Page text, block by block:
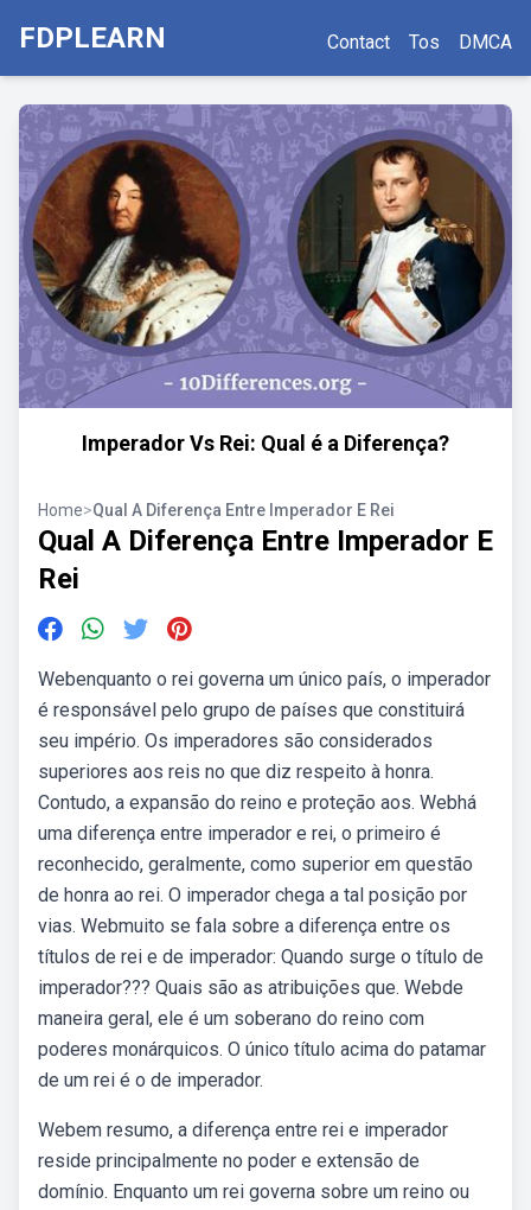
FDPLEARN Contact Tos DMCA
Imperador Vs Rei: Qual é a Diferença?
Home>Qual A Diferença Entre Imperador E Rei
Qual A Diferença Entre Imperador E
Rei
Webenquanto o rei governa um único país, o imperador
é responsável pelo grupo de países que constituirá
seu império. Os imperadores são considerados
superiores aos reis no que diz respeito à honra.
Contudo, a expansão do reino e proteção aos. Webhá
uma diferença entre imperador e rei, o primeiro é
reconhecido, geralmente, como superior em questão
de honra ao rei. O imperador chega a tal posição por
vias. Webmuito se fala sobre a diferença entre os
títulos de rei e de imperador: Quando surge o título de
imperador??? Quais são as atribuições que. Webde
maneira geral, ele é um soberano do reino com
poderes monárquicos. O único título acima do patamar
de um rei é o de imperador.
Webem resumo, a diferença entre rei e imperador
reside principalmente no poder e extensão de
domínio. Enquanto um rei governa sobre um reino ou